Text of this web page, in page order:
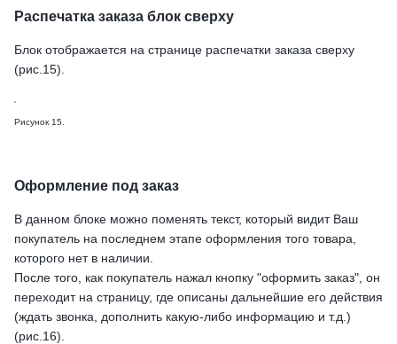
Распечатка заказа блок сверху
Блок отображается на странице распечатки заказа сверху
(рис.15).
Рисунок 15.
Оформление под заказ
В данном блоке можно поменять текст, который видит Ваш
покупатель на последнем этапе оформления того товара,
которого нет в наличии.
После того, как покупатель нажал кнопку "оформить заказ", он
переходит на страницу, где описаны дальнейшие его действия
(ждать звонка, дополнить какую-либо информацию и т.д.)
(рис.16).